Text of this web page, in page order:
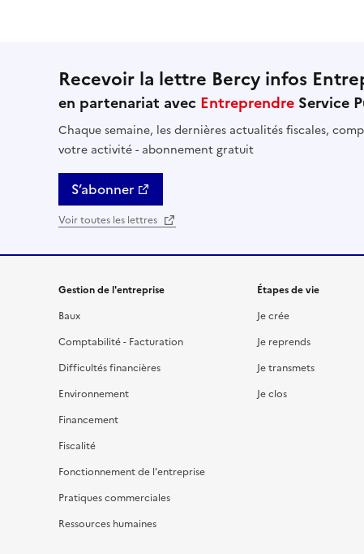
Recevoir la lettre Bercy infos
en partenariat avec Entreprendre Service
Chaque semaine, les dernières actualités fiscales,
votre activité - abonnement gratuit
S’abonner
Voir toutes les lettres
Gestion de l'entreprise
Baux
Comptabilité - Facturation
Difficultés financières
Environnement
Financement
Fiscalité
Fonctionnement de l'entreprise
Pratiques commerciales
Ressources humaines
Étapes de vie
Je crée
Je reprends
Je transmets
Je clos